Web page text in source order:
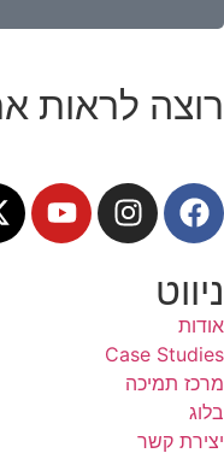
רוצה לראות
ניווט
אודות
Case Studies
מרכז תמיכה
בלוג
יצירת קשר